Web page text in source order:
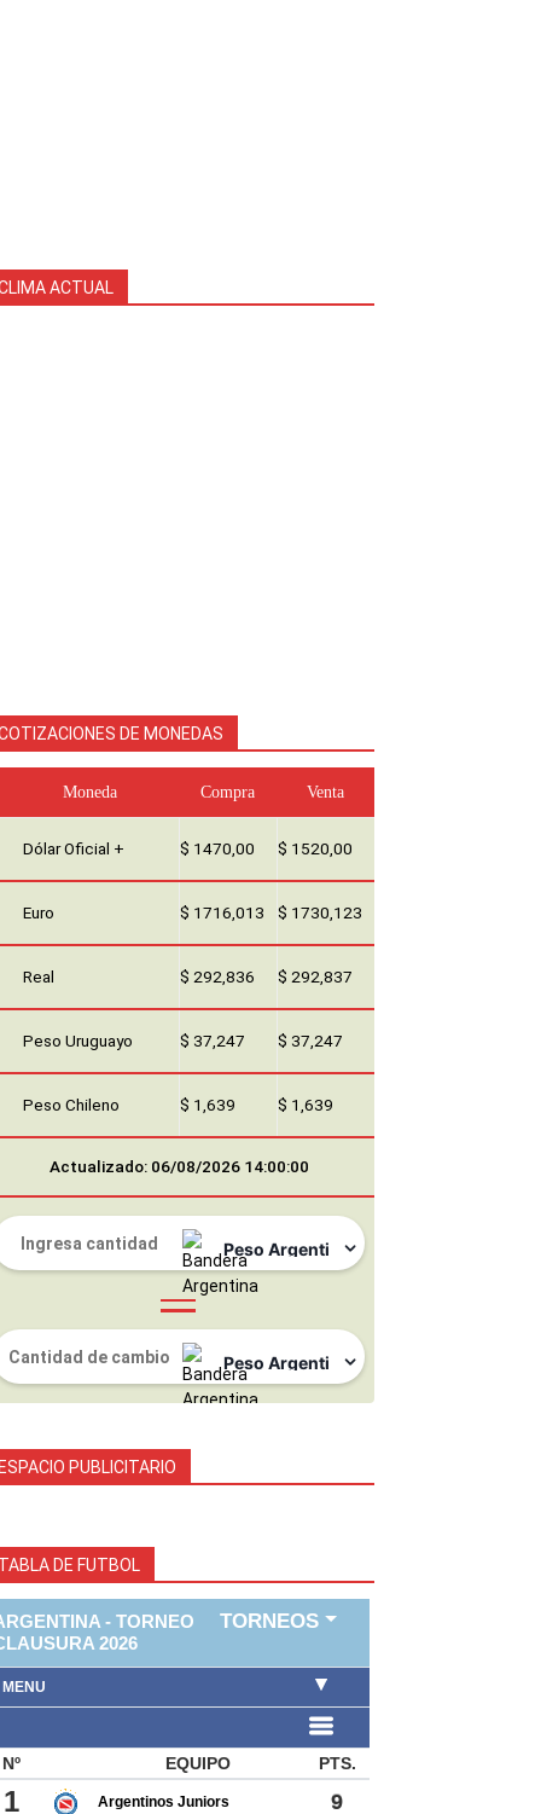
ACTUAL
DE MONEDAS
Moneda Compra Venta
Dólar Oficial + $ 1470,00 $ 1520,00
Euro $ 1716,013 $ 1730,123
Real $ 292,836 $ 292,837
Peso Uruguayo $ 37,247 $ 37,247
Peso Chileno $ 1,639 $ 1,639
Actualizado: 06/08/2026 14:00:00
ESPACIO PUBLICITARIO
TABLA DE FUTBOL